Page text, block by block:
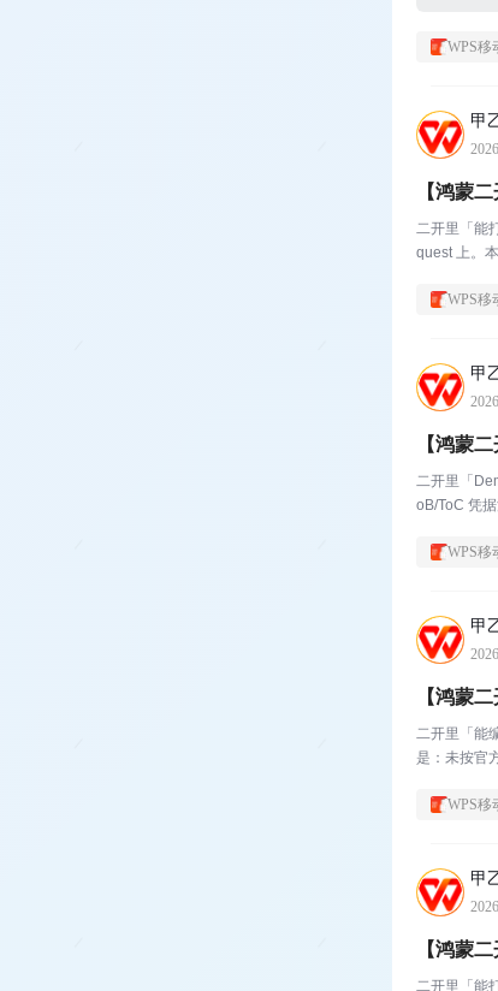
WPS移
甲
【鸿蒙
二开里「能
quest 上。
WPS移
甲
【鸿蒙
二开里「
oB/ToC 凭
WPS移
甲
【鸿蒙
二开里「能
是：未按官
WPS移
甲
【鸿蒙
二开里「能